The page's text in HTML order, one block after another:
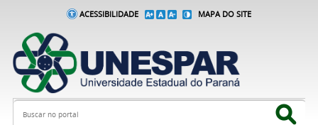
ACESSIBILIDADE MAPA DO SITE
Busca